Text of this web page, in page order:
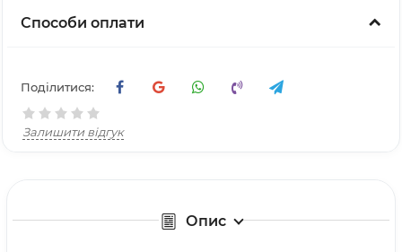
Способи оплати
Поділитися:
Залишити відгук
Опис